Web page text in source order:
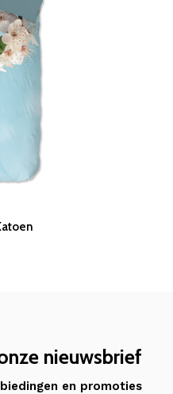
nieuwsbrief
en promoties